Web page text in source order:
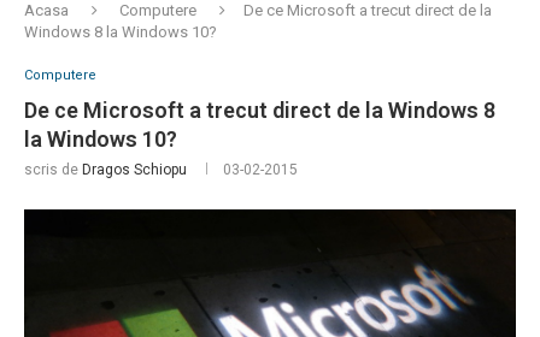
Acasa Computere
De ce Microsoft a trecut direct de la
Windows 8 la Windows 10?
Computere
De ce Microsoft a trecut direct de la Windows 8
la Windows 10?
scris de Dragos Schiopu 03-02-2015